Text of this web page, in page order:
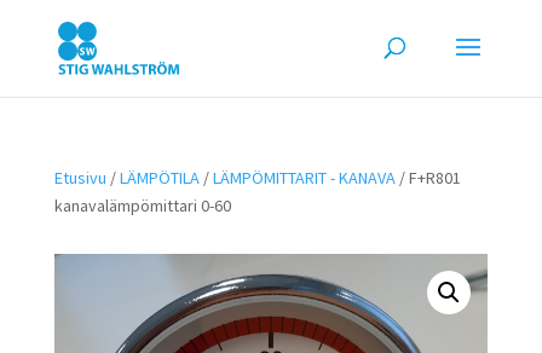
Etusivu /LÄMPÖTILA/LÄMPÖMITTARIT - KANAVA/ F+R801
kanavalämpömittari 0-60